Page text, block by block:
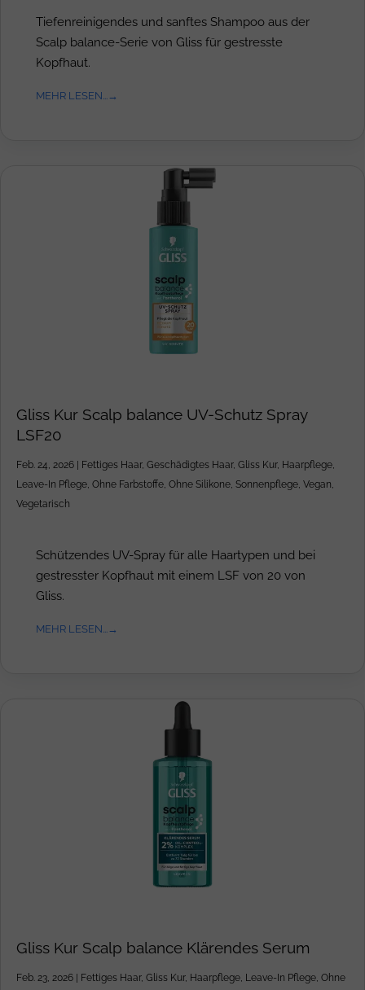
Tiefenreinigendes und sanftes Shampoo aus der
Scalp balance-Serie von Gliss für gestresste
Kopfhaut.
MEHR LESEN...
Gliss Kur Scalp balance UV-Schutz Spray
LSF20
Feb. 24, 2026 | Fettiges Haar, Geschädigtes Haar, Gliss Kur, Haarpflege
Leave-In Pflege Ohne Farbstoffe Ohne Silikone Sonnenpflege Vegan
Vegetarisch
Schützendes UV-Spray für alle Haartypen und bei
gestresster Kopfhaut mit einem LSF von 20 von
Gliss.
MEHR LESEN...
Gliss Kur Scalp balance Klärendes Serum
Feb. 23, 2026 Fettiges Haar, Gliss Kur, Haarpflege, Leave-In Pflege, Ohne